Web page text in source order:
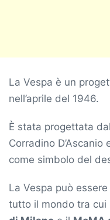
La Vespa è un
nell’aprile del 1946.
È stata progettata
Corradino
come simbolo del
La Vespa può
tutto il mondo tra cui